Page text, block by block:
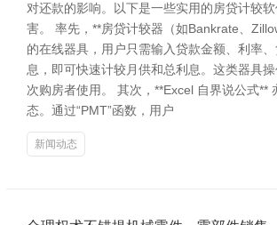
对还款的影响。以下是一些实用的房贷计较
害。 率先，**房贷计较器（如Bankrate、
的在线器具，用户只需输入贷款金额、利率
息，即可快速计较月供和总利息。这类器具
次购房者使用。 其次，**Excel 自界说公式**
态。通过“PMT”函数，用户
新闻动态